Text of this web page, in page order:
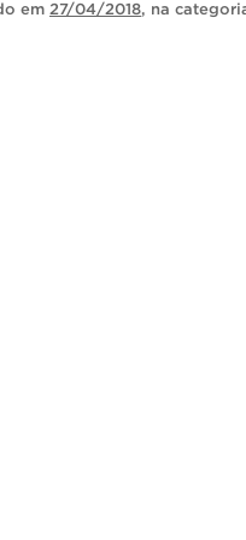
em 27/04/2018, na